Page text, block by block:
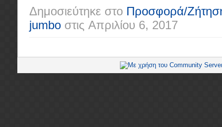
Δημοσιεύτηκε στο Προσφορά/
jumbo στις Απριλίου 6, 2017